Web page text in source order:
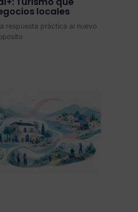
locales
respuesta práctica al nuevo